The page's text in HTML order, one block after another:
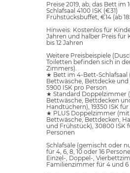
Preise 2019, ab, das Bett im
Schlafsaal 4100 ISK (€31)
Frühstücksbuffet, €14 (ab
Hinweis: Kostenlos für
Jahren und halber Preis für
bis 12 Jahren
Weitere Preisbeispiele
Toiletten befinden sich in
Zimmers).
★ Bett im 4-Bett-Schlafsaal
Bettwäsche, Bettdecke
5900 ISK pro Person
★ Standard Doppelzimmer
Bettwäsche, Bettdecken
Handtüchern), 19350 ISK
★ PLUS Doppelzimmer
Bettwäsche, Bettdecken,
und Frühstück), 30800 ISK
Personen
Schlafsäle (gemischt oder
für 4, 6, 8, 10 oder 16
Einzel-, Doppel-,
Familienzimmer für 4 und 6